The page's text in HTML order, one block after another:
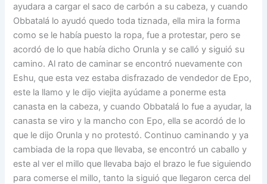
ayudara a cargar el saco de carbón a su cabeza, y cuando
Obbatalá lo ayudó quedo toda tiznada, ella mira la forma
como se le había puesto la ropa, fue a protestar, pero se
acordó de lo que había dicho Orunla y se calló y siguió su
camino. Al rato de caminar se encontró nuevamente con
Eshu, que esta vez estaba disfrazado de vendedor de Epo,
este la llamo y le dijo viejita ayúdame a ponerme esta
canasta en la cabeza, y cuando Obbatalá lo fue a ayudar, la
canasta se viro y la mancho con Epo, ella se acordó de lo
que le dijo Orunla y no protestó. Continuo caminando y ya
cambiada de la ropa que llevaba, se encontró un caballo y
este al ver el millo que llevaba bajo el brazo le fue siguiendo
para comerse el millo, tanto la siguió que llegaron cerca del